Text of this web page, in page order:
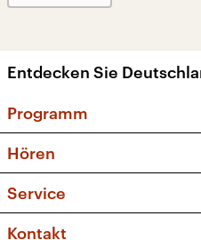
Entdecken Sie
Programm
Sendungen und
Musikliste
Kakadu – Das
Hören
Frequenzen (UKW +
Service
FAQ
Kontakt